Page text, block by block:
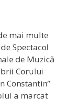
mai multe
Spectacol
de Muzică
Corului
Constantin”
a marcat